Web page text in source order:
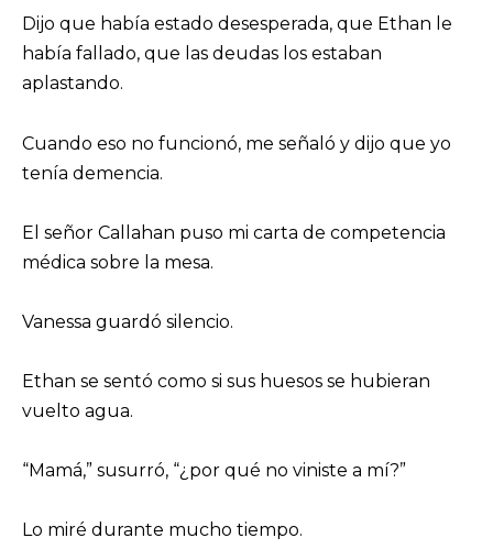
Dijo que había estado desesperada, que Ethan le
había fallado, que las deudas los estaban
aplastando.
Cuando eso no funcionó, me señaló y dijo que yo
tenía demencia.
El señor Callahan puso mi carta de competencia
médica sobre la mesa.
Vanessa guardó silencio.
Ethan se sentó como si sus huesos se hubieran
vuelto agua.
“Mamá,” susurró, “¿por qué no viniste a mí?”
Lo miré durante mucho tiempo.